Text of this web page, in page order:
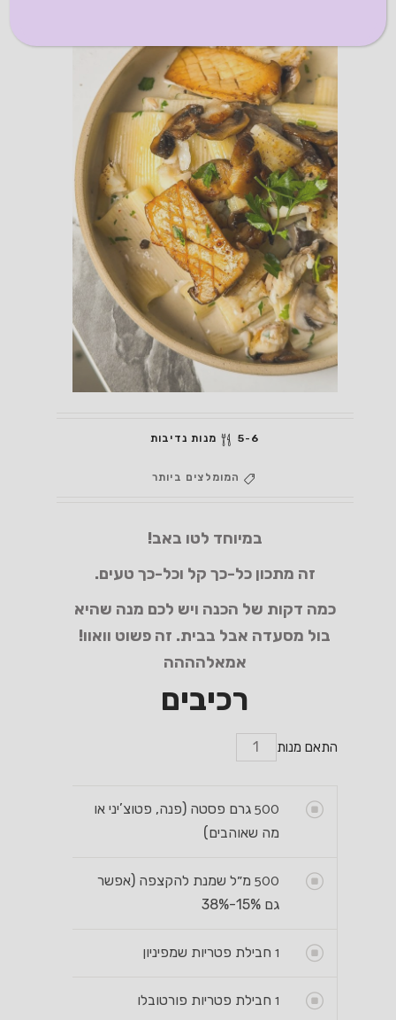
5-6 מנות נדיבות
המומלצים ביותר
במיוחד לטו באב!
זה מתכון כל-כך קל וכל-כך טעים.
כמה דקות של הכנה ויש לכם מנה שהיא
בול מסעדה אבל בבית. זה פשוט וואוו!
אמאלהההה
רכיבים
התאם מנות
500 גרם פסטה (פנה, פטוצ’יני או
מה שאוהבים)
500 מ״ל שמנת להקצפה (אפשר
גם 15%-38%
1 חבילת פטריות שמפיניון
1 חבילת פטריות פורטובלו